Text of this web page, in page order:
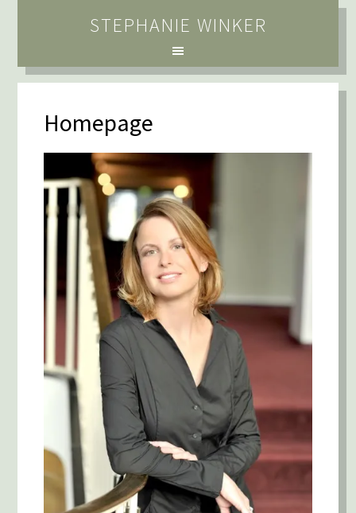
STEPHANIE WINKER
Homepage